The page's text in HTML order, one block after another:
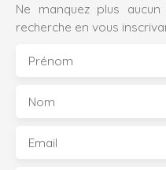
Ne manquez plus
recherche en vous
Prénom
Nom
Email